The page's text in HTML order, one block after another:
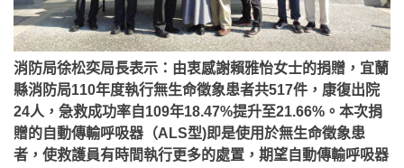
消防局徐松奕局長表示：由衷感謝賴雅怡女士的捐贈，宜蘭
縣消防局110年度執行無生命徵象患者共517件，康復出院
24人，急救成功率自109年18.47%提升至21.66%。本次捐
贈的自動傳輸呼吸器（ALS型)即是使用於無生命徵象患
者，使救護員有時間執行更多的處置，期望自動傳輸呼吸器